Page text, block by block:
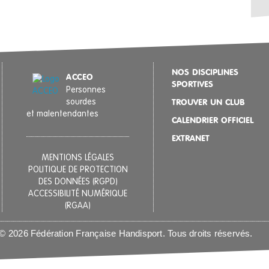
papillon,
pour la
de l’athlétisme, conseillé par Handisport, dans
ACCEO
Personnes
sourdes
et malentendantes
MENTIONS LÉGALES
POLITIQUE DE PROTECTION
DES DONNÉES (RGPD)
ACCESSIBILITÉ NUMÉRIQUE
(RGAA)
NOS DISCIPLINES
SPORTIVES
TROUVER UN CLUB
CALENDRIER OFFICIEL
EXTRANET
2026 Fédération Française Handisport. Tous droits réservés.